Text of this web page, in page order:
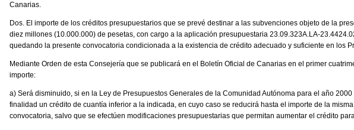
Canarias.
Dos. El importe de los créditos presupuestarios que se prevé destinar a las subvenciones objeto de la
diez millones (10.000.000) de pesetas, con cargo a la aplicación presupuestaria 23.09.323A.LA-23.4424.02
quedando la presente convocatoria condicionada a la existencia de crédito adecuado y suficiente en los
Mediante Orden de esta Consejería que se publicará en el Boletín Oficial de Canarias en el primer
importe:
a) Será disminuido, si en la Ley de Presupuestos Generales de la Comunidad Autónoma para el año
finalidad un crédito de cuantía inferior a la indicada, en cuyo caso se reducirá hasta el importe de la
convocatoria, salvo que se efectúen modificaciones presupuestarias que permitan aumentar el crédito